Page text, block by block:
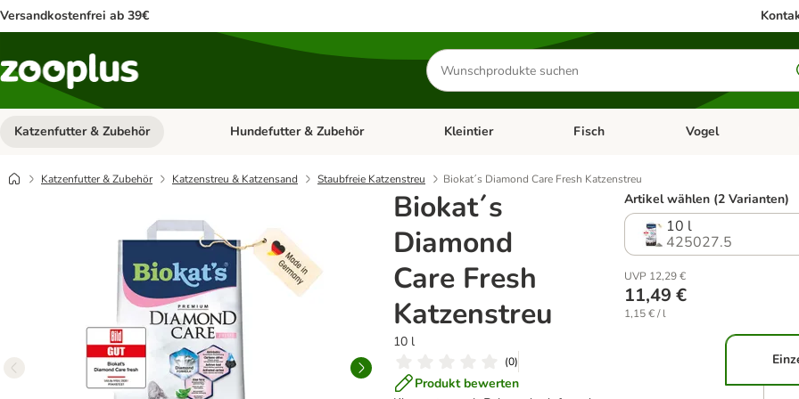
Versandkostenfrei ab 39€
Produkte
suchen
Katzenfutter & Zubehör Kategorie-Menü öffnen: Katzenfutter & Zubehör
Hundefutter & Zubehör Kategorie-Menü öffnen: Hundefutter & Zubehör
Kleintier Kategorie-Menü öffnen: Kleintier
Fisch Kategorie-Menü
Vogel
Katzenfutter & Zubehör Katzenstreu & Katzensand Staubfreie Katzenstreu Biokat´s Diamond Care Fresh Katzenstreu
Biokat´s
Diamond
Care Fresh
Katzenstreu
10 l
(0)
Produkt bewerten
Artikel wählen (2 Varianten)
10 l
425027.5
UVP 12,29 €
11,49 €
1,15 € / l